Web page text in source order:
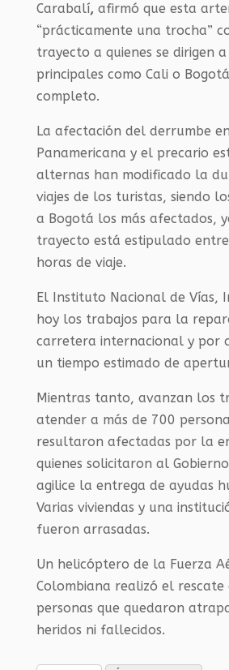
Carabalí, afirmó que esta
“prácticamente una trocha”
trayecto a quienes se dirigen
principales como Cali o
completo.
La afectación del derrumbe
Panamericana y el precario
alternas han modificado la
viajes de los turistas, siendo
a Bogotá los más afectados,
trayecto está estipulado
horas de viaje.
El Instituto Nacional de Vías,
hoy los trabajos para la
carretera internacional y por
un tiempo estimado de
Mientras tanto, avanzan los
atender a más de 700
resultaron afectadas por la
quienes solicitaron al
agilice la entrega de ayudas
Varias viviendas y una
fueron arrasadas.
Un helicóptero de la Fuerza
Colombiana realizó el rescate
personas que quedaron
heridos ni fallecidos.